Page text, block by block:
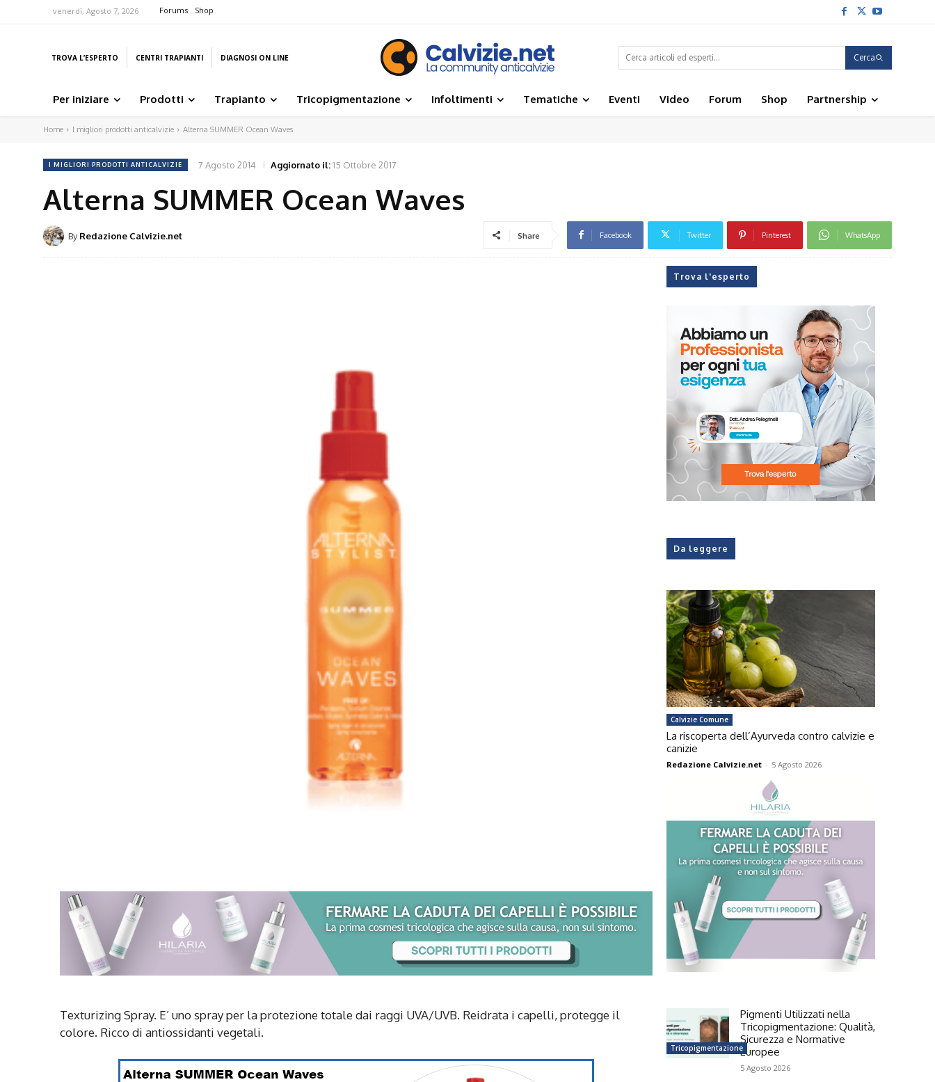
venerdì, Agosto 7, 2026 Forums Shop
TROVA L’ESPERTO CENTRI TRAPIANTI DIAGNOSI ON LINE Cerca
Per iniziare Prodotti Trapianto Tricopigmentazione Infoltimenti Tematiche Eventi Video Forum Shop Partnership
Home I migliori prodotti anticalvizie Alterna SUMMER Ocean Waves
I MIGLIORI PRODOTTI ANTICALVIZIE 7 Agosto 2014 Aggiornato il:15 Ottobre 2017
Alterna SUMMER Ocean Waves
By Redazione Calvizie.net Share Facebook Twitter Pinterest WhatsApp
Texturizing Spray. E’ uno spray per la protezione totale dai raggi UVA/UVB. Reidrata i capelli, protegge il
colore. Ricco di antiossidanti vegetali.
Trova l'esperto
Da leggere
Calvizie Comune
La riscoperta dell’Ayurveda contro calvizie e
canizie
Redazione Calvizie.net - 5 Agosto 2026
Tricopigmentazione
Pigmenti Utilizzati nella
Tricopigmentazione: Qualità,
Sicurezza e Normative
Europee
5 Agosto 2026